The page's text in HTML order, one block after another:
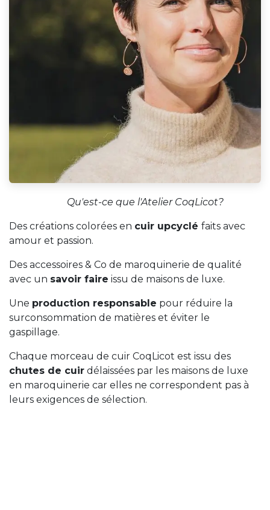
Qu'est-ce que l'Atelier CoqLicot?
Des créations colorées en cuir upcyclé faits avec
amour et passion.
Des accessoires & Co de maroquinerie de qualité
avec un savoir faire issu de maisons de luxe.
Une production responsable pour réduire la
surconsommation de matières et éviter le
gaspillage.
Chaque morceau de cuir CoqLicot est issu des
chutes de cuir délaissées par les maisons de luxe
en maroquinerie car elles ne correspondent pas à
leurs exigences de sélection.